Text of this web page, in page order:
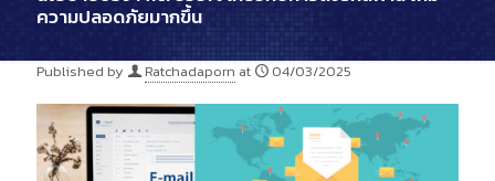
ความปลอดภัยมากขึ้น
Published by Ratchadaporn at 04/03/2025